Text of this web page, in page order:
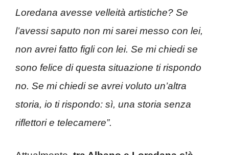
Loredana avesse velleità artistiche? Se
l’avessi saputo non mi sarei messo con lei,
non avrei fatto figli con lei. Se mi chiedi se
sono felice di questa situazione ti rispondo
no. Se mi chiedi se avrei voluto un’altra
storia, io ti rispondo: sì, una storia senza
riflettori e telecamere”.